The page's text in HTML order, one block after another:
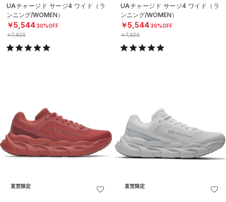
UAチャージド サージ4 ワイド（ラ
ンニング/WOMEN）
￥5,54430%OFF
￥7,920
UAチャージド サージ4 ワイド（ラ
ンニング/WOMEN）
￥5,54430%OFF
￥7,920
直営限定 直営限定